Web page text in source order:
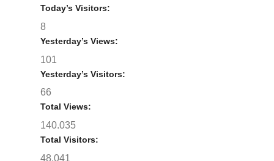
Today’s Visitors:
8
Yesterday’s Views:
101
Yesterday’s Visitors:
66
Total Views:
140.035
Total Visitors:
48.041